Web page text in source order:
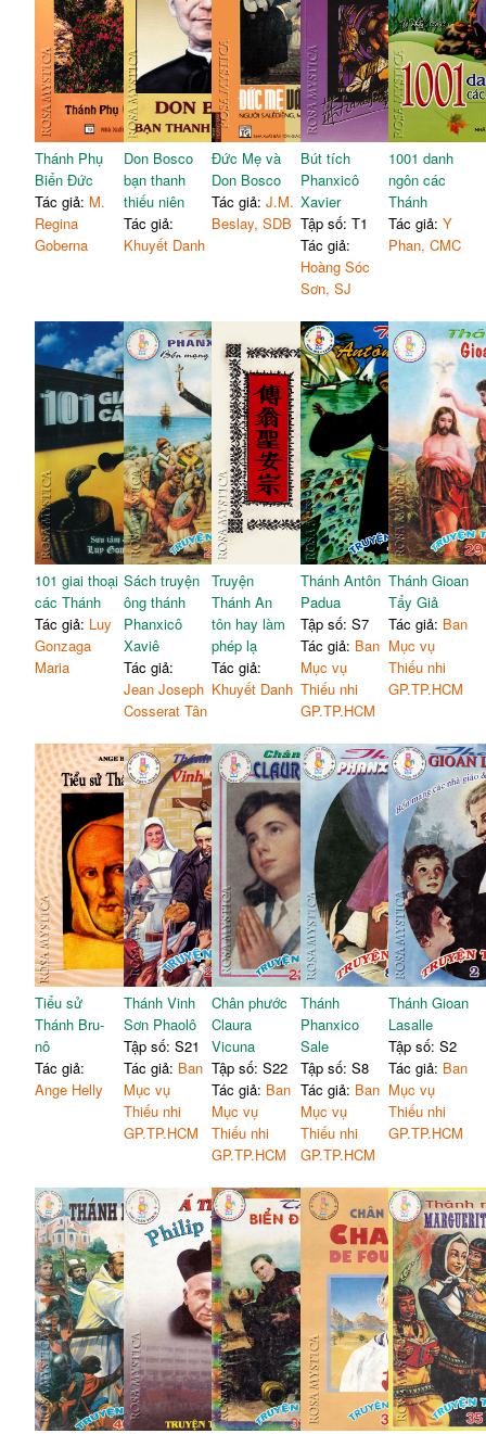
Thánh Phụ
Biển Đức
Tác giả: M.
Regina
Goberna
Don Bosco
bạn thanh
thiếu niên
Tác giả:
Khuyết Danh
Đức Mẹ và
Don Bosco
Tác giả:J.M.
Beslay, SDB
Bút tích
Phanxicô
Xavier
Tập số: T1
Tác giả:
Hoàng Sóc
Sơn, SJ
1001 danh
ngôn các
Thánh
Tác giả:Y
Phan, CMC
101 giai thoại
các Thánh
Tác giả: Luy
Gonzaga
Maria
Sách truyện
ông thánh
Phanxicô
Xaviê
Tác giả:
Jean Joseph
Cosserat Tân
Truyện
Thánh An
tôn hay làm
phép lạ
Tác giả:
Khuyết Danh
Thánh Antôn
Padua
Tập số: S7
Tác giả: Ban
Mục vụ
Thiếu nhi
GP.TP.HCM
Thánh Gioan
Tẩy Giả
Tác giả: Ban
Mục vụ
Thiếu nhi
GP.TP.HCM
Tiểu sử
Thánh Bru-
nô
Tác giả:
Ange Helly
Thánh Vinh
Sơn Phaolô
Tập số: S21
Tác giả: Ban
Mục vụ
Thiếu nhi
GP.TP.HCM
Chân phước
Claura
Vicuna
Tập số: S22
Tác giả: Ban
Mục vụ
Thiếu nhi
GP.TP.HCM
Thánh
Phanxico
Sale
Tập số: S8
Tác giả: Ban
Mục vụ
Thiếu nhi
GP.TP.HCM
Thánh Gioan
Lasalle
Tập số: S2
Tác giả: Ban
Mục vụ
Thiếu nhi
GP.TP.HCM